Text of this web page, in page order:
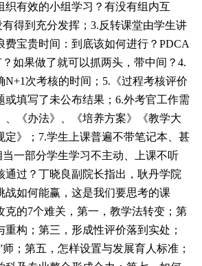
织有效的小组学习？有没有组内互
得到充分发挥；3.反转课堂由学生讲
费宝贵时间：到底该如何进行？PDCA
如果做了就可以抓两头，带中间？4.
N+1次考核的时间；5.《过程考核评价
或填写了未公布结果；6.外考官工作需
、《办法》、《培养方案》《教学大
定》；7.学生上课普遍不带笔记本、甚
一部分学生学习不主动、上课不听
通过？丁晓良副院长指出，耿丹学院
战如何能赢，这是我们要思考的课
克的7个难关，第一，教学法转变；第
重构；第三，形成性评价落到实处；
师；第五，怎样设置与发展育人标准；